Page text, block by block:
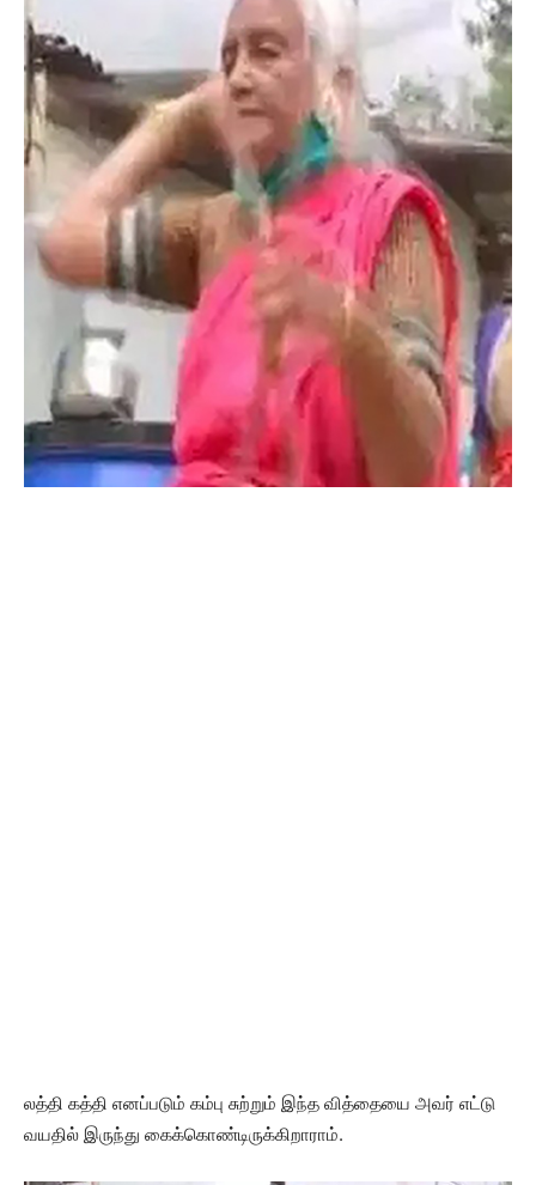
லத்தி கத்தி எனப்படும் கம்பு சுற்றும் இந்த வித்தையை அவர் எட்டு
வயதில் இருந்து கைக்கொண்டிருக்கிறாராம்.